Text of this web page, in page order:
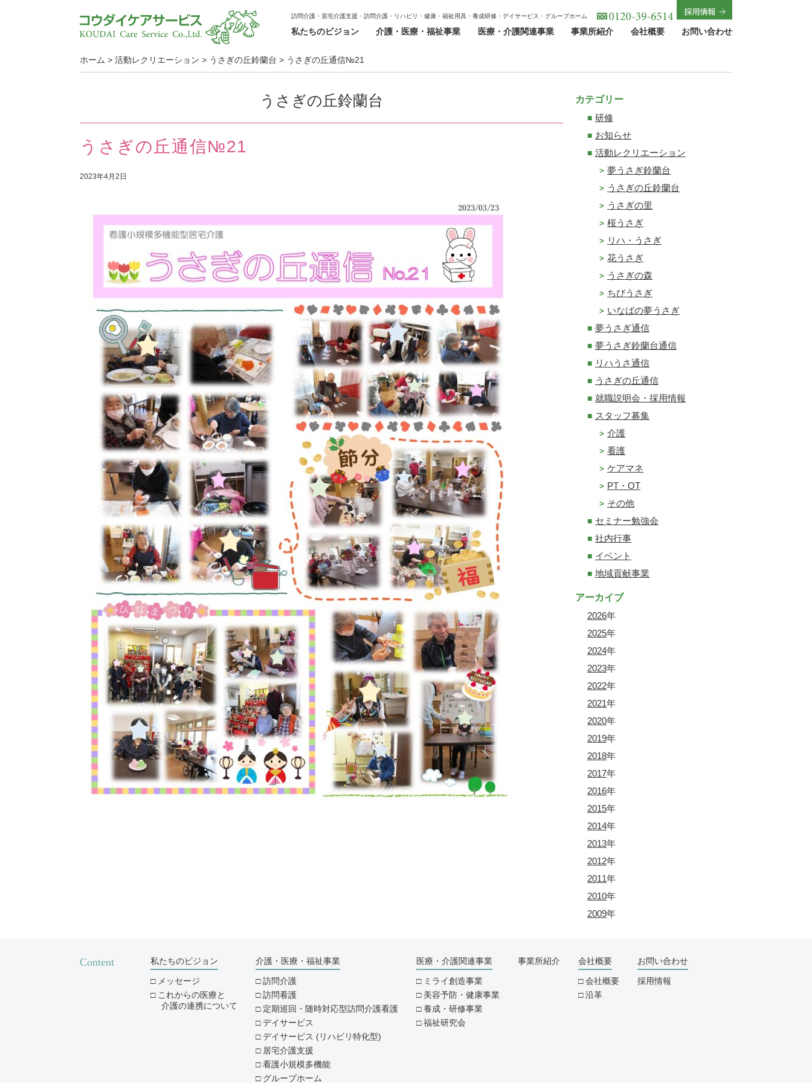
訪問介護・居宅介護支援・訪問介護・リハビリ・健康・福祉用具・養成研修・デイサービス・グループホーム
私たちのビジョン 介護・医療・福祉事業 医療・介護関連事業 事業所紹介 会社概要 お問い合わせ
ホーム > 活動レクリエーション > うさぎの丘鈴蘭台 > うさぎの丘通信№21
うさぎの丘鈴蘭台
うさぎの丘通信№21
2023年4月2日
カテゴリー
研修
お知らせ
活動レクリエーション
夢うさぎ鈴蘭台
うさぎの丘鈴蘭台
うさぎの里
桜うさぎ
リハ・うさぎ
花うさぎ
うさぎの森
ちびうさぎ
いなばの夢うさぎ
夢うさぎ通信
夢うさぎ鈴蘭台通信
リハうさ通信
うさぎの丘通信
就職説明会・採用情報
スタッフ募集
介護
看護
ケアマネ
PT・OT
その他
セミナー勉強会
社内行事
イベント
地域貢献事業
アーカイブ
2026年
2025年
2024年
2023年
2022年
2021年
2020年
2019年
2018年
2017年
2016年
2015年
2014年
2013年
2012年
2011年
2010年
2009年
Content 私たちのビジョン
メッセージ
これからの医療と
介護の連携について
介護・医療・福祉事業
訪問介護
訪問看護
定期巡回・随時対応型訪問介護看護
デイサービス
デイサービス (リハビリ特化型)
居宅介護支援
看護小規模多機能
グループホーム
医療・介護関連事業
ミライ創造事業
美容予防・健康事業
養成・研修事業
福祉研究会
事業所紹介 会社概要
会社概要
沿革
お問い合わせ
採用情報